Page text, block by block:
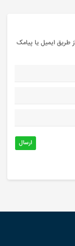
طریق ایمیل یا پیامک
ارسال